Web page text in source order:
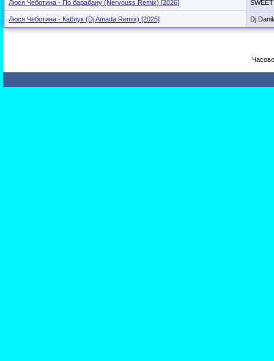
Люся Чеботина - По барабану (Nervouss Remix) [2026]
Люся Чеботина - Каблук (Dj Amada Remix) [2025] Dj